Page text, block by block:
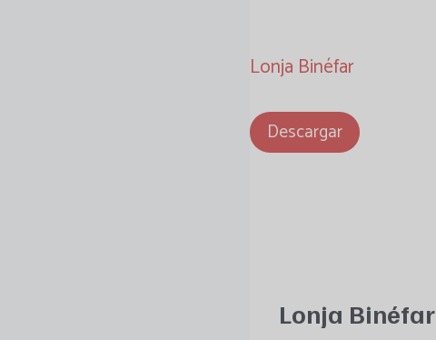
Lonja Binéfar
Descargar
Lonja Binéfar